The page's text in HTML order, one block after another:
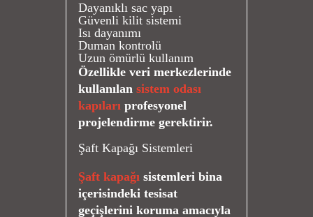
Dayanıklı sac yapı
Güvenli kilit sistemi
Isı dayanımı
Duman kontrolü
Uzun ömürlü kullanım
Özellikle veri merkezlerinde
kullanılan sistem odası
kapıları profesyonel
projelendirme gerektirir.
Şaft Kapağı Sistemleri
Şaft kapağı sistemleri bina
içerisindeki tesisat
geçişlerini koruma amacıyla